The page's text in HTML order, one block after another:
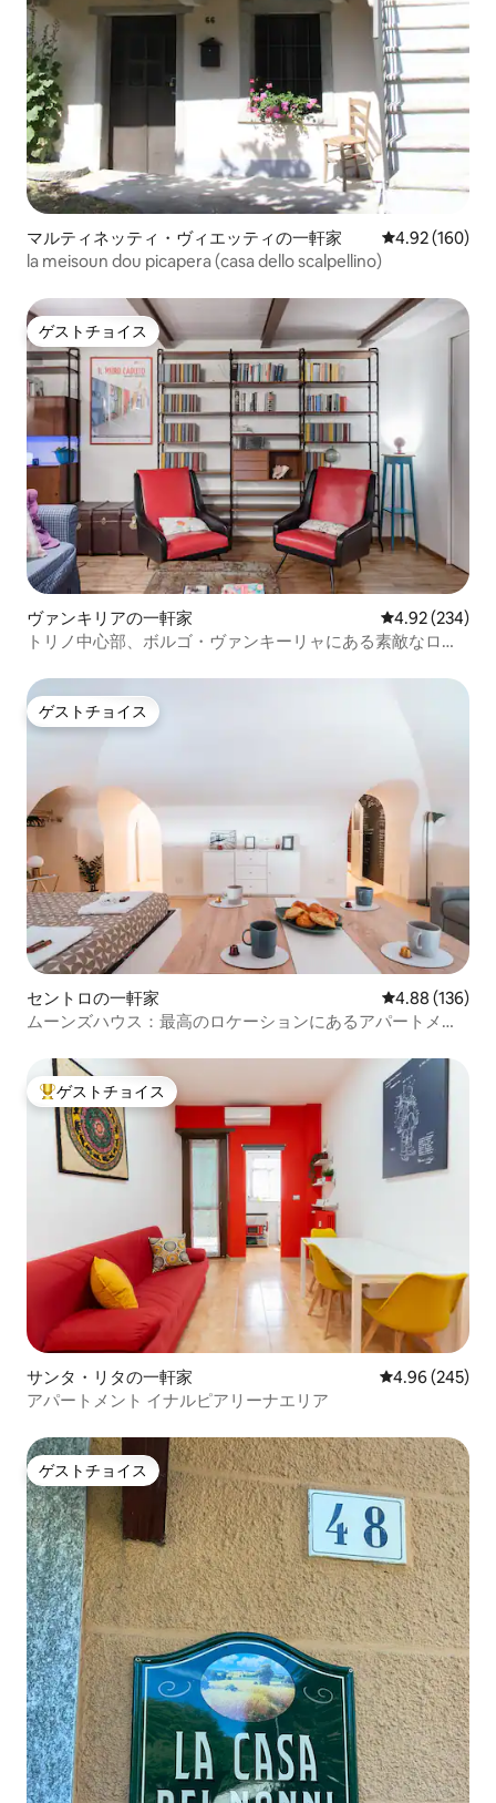
マルティネッティ・ヴィエッティの一軒家 レビュー160
4.92 (160)
la meisoun dou picapera (casa dello scalpellino)
ゲストチョイス
ゲストチョイス
ヴァンキリアの一軒家 レビュー234
4.92 (234)
トリノ中心部、ボルゴ・ヴァンキーリャにある素敵なロフ
ゲストチョイス
ゲストチョイス
セントロの一軒家 レビュー136
4.88 (136)
ムーンズハウス：最高のロケーションにあるアパートメン
大好評のゲストチョイスです。
ゲストチョイス
サンタ・リタの一軒家 レビュー245
4.96 (245)
アパートメント イナルピアリーナエリア
ゲストチョイス
ゲストチョイス